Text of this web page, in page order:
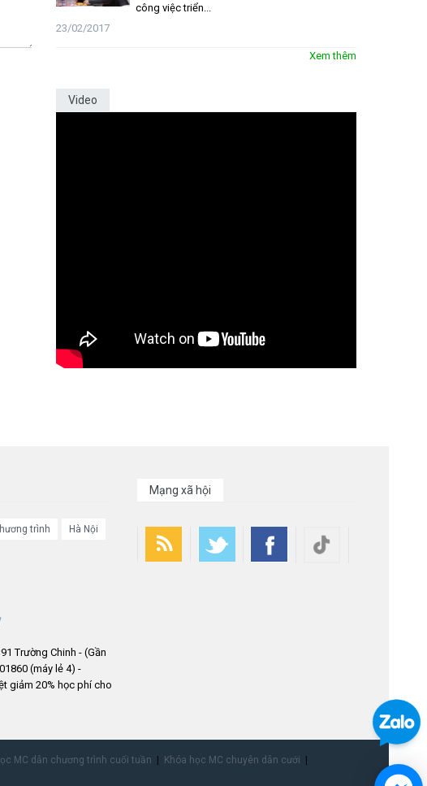
công việc triển...
23/02/2017
Xem thêm
Video
trình Hà Nội
Mạng xã hội
Trường Chinh - (Gần
(máy lẻ 4) -
giảm 20% học phí cho
MC dẫn chương trình cuối tuần
Khóa học MC chuyên dẫn cưới